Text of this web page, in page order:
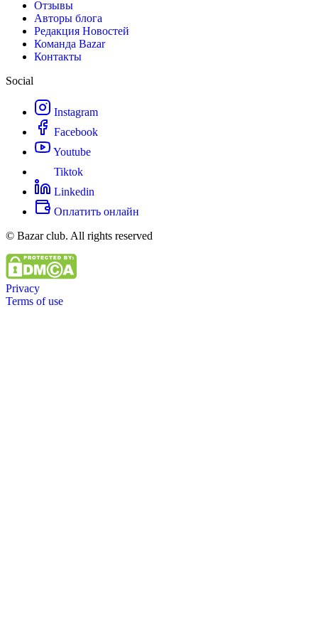
Отзывы
Авторы блога
Редакция Новостей
Команда Bazar
Контакты
Social
Instagram
Facebook
Youtube
Tiktok
Linkedin
Оплатить онлайн
© Bazar club. All rights reserved
Privacy
Terms of use